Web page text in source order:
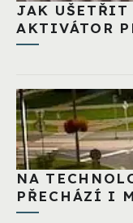
JAK
AKTIVÁTOR
NA
PŘECHÁZÍ I